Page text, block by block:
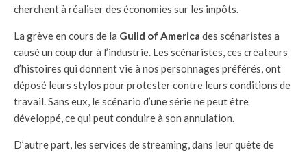
cherchent à réaliser des économies sur les impôts.
La grève en cours de la Guild of America des scénaristes a
causé un coup dur à l’industrie. Les scénaristes, ces créateurs
d’histoires qui donnent vie à nos personnages préférés, ont
déposé leurs stylos pour protester contre leurs conditions de
travail. Sans eux, le scénario d’une série ne peut être
développé, ce qui peut conduire à son annulation.
D’autre part, les services de streaming, dans leur quête de